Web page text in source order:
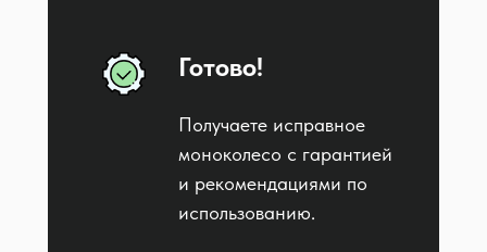
Получаете исправное
моноколесо с гарантией
и рекомендациями по
использованию.
Готово!